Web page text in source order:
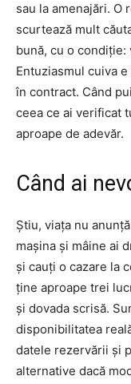
sau la amenajări. O
scurtează mult
bună, cu o
Entuziasmul cuiva
în contract. Când
ceea ce ai verificat
aproape de adevăr.
Când ai
Știu, viața nu
mașina și mâine ai
și cauți o cazare la
ține aproape trei
și dovada scrisă.
disponibilitatea
datele rezervării și
alternative dacă